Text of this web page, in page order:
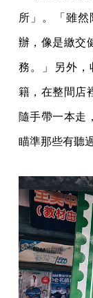
所」。「雖
辦，像是繳交
務。」另外，
籍，在整間店
隨手帶一本走
瞄準那些有聽